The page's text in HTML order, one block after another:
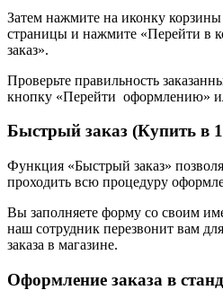
Затем нажмите на иконку
страницы и нажмите «Перейти в
заказ».
Проверьте правильность
кнопку «Перейти оформлению»
Быстрый заказ (Купить в
Функция «Быстрый заказ»
проходить всю процедуру
Вы заполняете форму со своим
наш сотрудник перезвонит вам
заказа в магазине.
Оформление заказа в